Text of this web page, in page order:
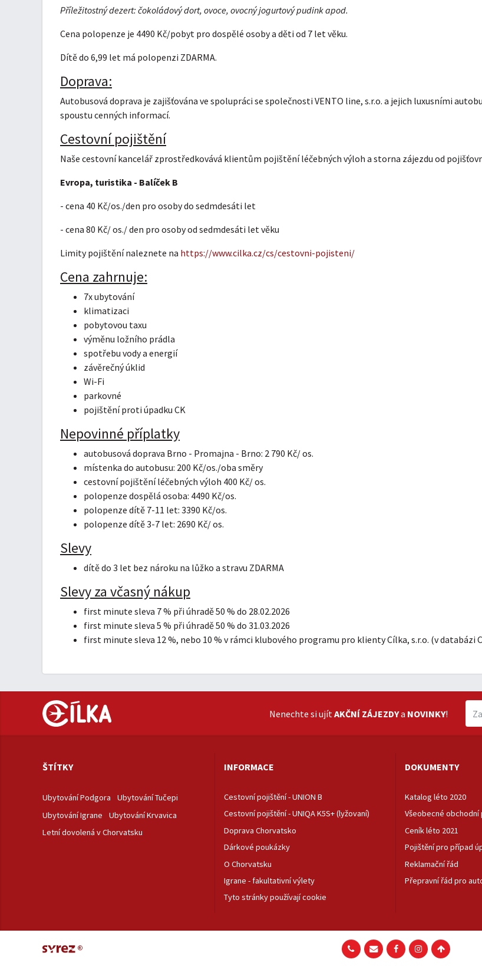
Příležitostný dezert: čokoládový dort, ovoce, ovocný jogurtový pudink apod.
Cena polopenze je 4490 Kč/pobyt pro dospělé osoby a děti od 7 let věku.
Dítě do 6,99 let má polopenzi ZDARMA.
Doprava:
Autobusová doprava je zajišťována ve spolupráci se společnosti VENTO line, s.r.o. a jejich luxusními
spoustu cenných informací.
Cestovní pojištění
Naše cestovní kancelář zprostředkovává klientům pojištění léčebných výloh a storna zájezdu od
Evropa, turistika - Balíček B
- cena 40 Kč/os./den pro osoby do sedmdesáti let
- cena 80 Kč/ os./ den pro osoby od sedmdesáti let věku
Limity pojištění naleznete na https://www.cilka.cz/cs/cestovni-pojisteni/
Cena zahrnuje:
7x ubytování
klimatizaci
pobytovou taxu
výměnu ložního prádla
spotřebu vody a energií
závěrečný úklid
Wi-Fi
parkovné
pojištění proti úpadku CK
Nepovinné příplatky
autobusová doprava Brno - Promajna - Brno: 2 790 Kč/ os.
místenka do autobusu: 200 Kč/os./oba směry
cestovní pojištění léčebných výloh 400 Kč/ os.
polopenze dospělá osoba: 4490 Kč/os.
polopenze dítě 7-11 let: 3390 Kč/os.
polopenze dítě 3-7 let: 2690 Kč/ os.
Slevy
dítě do 3 let bez nároku na lůžko a stravu ZDARMA
Slevy za včasný nákup
first minute sleva 7 % při úhradě 50 % do 28.02.2026
first minute sleva 5 % při úhradě 50 % do 31.03.2026
first minute sleva 12 %, nebo 10 % v rámci klubového programu pro klienty Cílka, s.r.o. (v databázi
Nenechte si ujít AKČNÍ ZÁJEZDYa NOVINKY!
ŠTÍTKY
Ubytování Podgora
Ubytování Tučepi
Ubytování Igrane
Ubytování Krvavica
Letní dovolená v Chorvatsku
INFORMACE
Cestovní pojištění - UNION B
Cestovní pojištění - UNIQA K5S+ (lyžovaní)
Doprava Chorvatsko
Dárkové poukázky
O Chorvatsku
Igrane - fakultativní výlety
Tyto stránky používají cookie
DOKUMENTY
Katalog léto 2020
Všeobecné obchodní
Ceník léto 2021
Pojištění pro případ
Reklamační řád
Přepravní řád pro